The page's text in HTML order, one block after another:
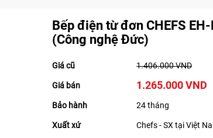
Bếp điện từ đơn CHEFS
(Công nghệ Đức)
Giá cũ 1.406.000 VND
Giá bán 1.265.000 VND
Bảo hành 24 tháng
Xuất xứ Chefs - SX tại Việt